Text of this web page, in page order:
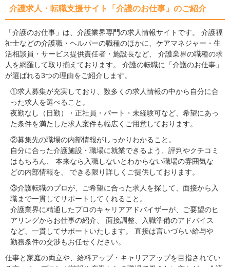
介護求人・転職支援サイト「介護のお仕事」のご紹介
「介護のお仕事」は、介護業界専門の求人情報サイトです。 介護福
祉士などの介護職・ヘルパーの職種のほかに、ケアマネジャー・生
活相談員・サービス提供責任者・施設長など、 介護業界の職種の求
人を網羅して取り揃えております。 介護の転職に「介護のお仕事」
が選ばれる3つの理由をご紹介します。
①求人募集が充実しており、数多くの求人情報の中から自分に合
った求人を選べること。
夜勤なし（日勤）・正社員・パート・未経験可など、希望にあっ
た条件を満たした求人案件も幅広くご用意しております。
②募集先の職場の内部情報がしっかりわかること。
自分に合った介護施設・職場に就業できるよう、評判やクチコミ
はもちろん、 本来なら入職しないとわからない職場の雰囲気な
どの内部情報を、 できる限り詳しくご提供しております。
③介護転職のプロが、ご希望に合った求人を探して、面接から入
職まで一貫してサポートしてくれること。
介護業界に精通したプロのキャリアアドバイザーが、ご要望のヒ
アリングからお仕事の紹介、 面接調整、入職準備のアドバイス
など、一貫してサポートいたします。 直接は言いづらい給与や
勤務条件の交渉もお任せください。
仕事と家庭の両立や、給料アップ・キャリアアップを目指されてい